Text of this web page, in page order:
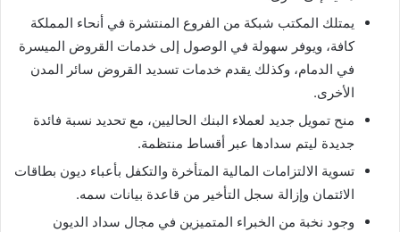
يمتلك المكتب شبكة من الفروع المنتشرة في أنحاء المملكة
كافة، ويوفر سهولة في الوصول إلى خدمات القروض الميسرة
في الدمام، وكذلك يقدم خدمات تسديد القروض سائر المدن
الأخرى.
منح تمويل جديد لعملاء البنك الحاليين، مع تحديد نسبة فائدة
جديدة ليتم سدادها عبر أقساط منتظمة.
تسوية الالتزامات المالية المتأخرة والتكفل بأعباء ديون بطاقات
الائتمان وإزالة سجل التأخير من قاعدة بيانات سمه.
وجود نخبة من الخبراء المتميزين في مجال سداد الديون